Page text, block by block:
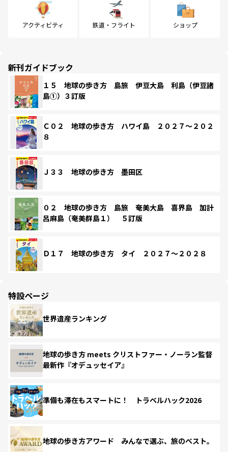
アクティビティ 鉄道・フライト ショップ
新刊ガイドブック
１５ 地球の歩き方 島旅 伊豆大島 利島（伊豆諸
島①）３訂版
Ｃ０２ 地球の歩き方 ハワイ島 ２０２７～２０２
８
Ｊ３３ 地球の歩き方 墨田区
０２ 地球の歩き方 島旅 奄美大島 喜界島 加計
呂麻島（奄美群島１） ５訂版
Ｄ１７ 地球の歩き方 タイ ２０２７～２０２８
特設ページ
世界遺産ランキング
地球の歩き方 meets クリストファー・ノーラン監督
最新作『オデュッセイア』
準備も滞在もスマートに！ トラベルハック2026
地球の歩き方アワード みんなで選ぶ、旅のベスト。